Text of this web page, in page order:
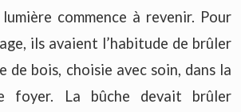
commence à revenir. Pour
ils avaient l’habitude de brûler
de bois, choisie avec soin, dans la
foyer. La bûche devait brûler